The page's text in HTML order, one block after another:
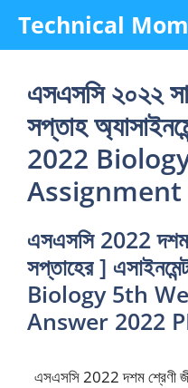
content
Technical
এসএসসি ২০২২
সপ্তাহ
2022
Assignment
এসএসসি 2022 দশম
সপ্তাহের ]
Biology 5th
Answer 2022
এসএসসি 2022 দশম শ্রেণী